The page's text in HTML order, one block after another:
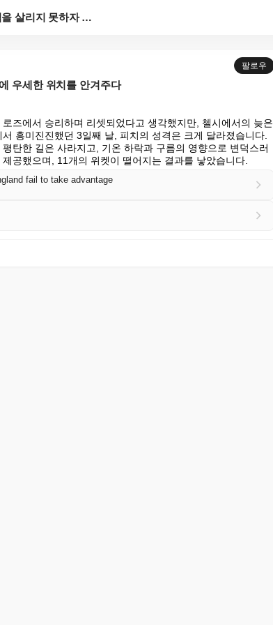
잉글랜드가 이점을 살리지 못하자 라빈드라가 뉴질랜드에 ...
팔로우
우세한 위치를 안겨주다
즈에서 승리하며 리셋되었다고 생각했지만, 첼시에서의 늦은
흥미진진했던 3일째 날, 피치의 성격은 크게 달라졌습니다.
탄한 길은 사라지고, 기온 하락과 구름의 영향으로 변덕스러
공했으며, 11개의 위켓이 떨어지는 결과를 낳았습니다.
fail to take advantage